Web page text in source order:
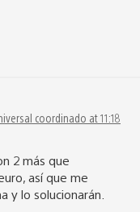
coordinado at 11:18
2 más que
así que me
y lo solucionarán.